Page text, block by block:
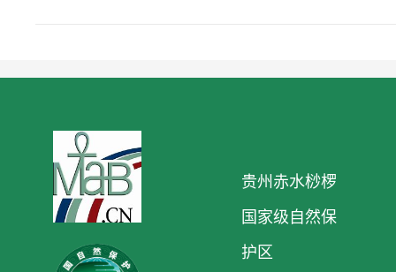
贵州赤水桫椤
国家级自然保
护区